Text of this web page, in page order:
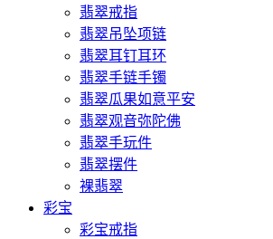
翡翠戒指
翡翠吊坠项链
翡翠耳钉耳环
翡翠手链手镯
翡翠瓜果如意平安
翡翠观音弥陀佛
翡翠手玩件
翡翠摆件
裸翡翠
彩宝
彩宝戒指